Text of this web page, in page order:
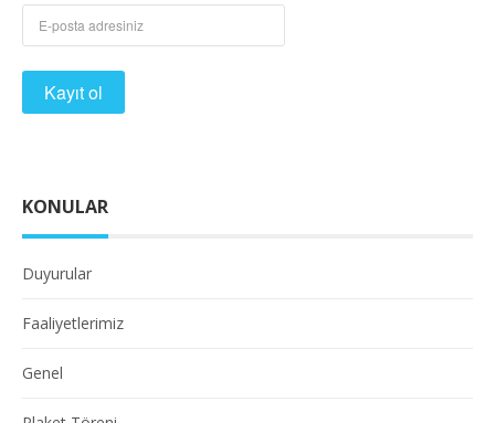
KONULAR
Duyurular
Faaliyetlerimiz
Genel